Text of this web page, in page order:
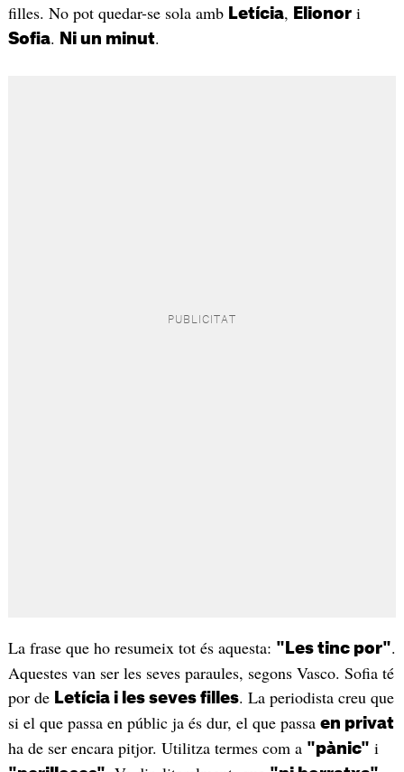
filles. No pot quedar-se sola amb Letícia, Elionori
Sofia. Ni un minut.
La frase que ho resumeix tot és aquesta: "Les tinc por".
Aquestes van ser les seves paraules, segons Vasco. Sofia té
por de Letícia i les seves filles. La periodista creu que
si el que passa en públic ja és dur, el que passa en privat
ha de ser encara pitjor. Utilitza termes com a "pànic" i